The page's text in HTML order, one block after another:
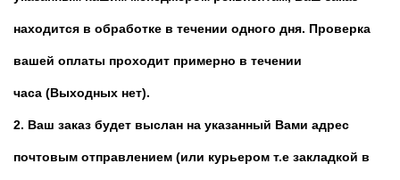
находится в обработке в течении одного дня. Проверка
вашей оплаты проходит примерно в течении
часа (Выходных нет).
2. Ваш заказ будет выслан на указанный Вами адрес
почтовым отправлением (или курьером т.е закладкой в